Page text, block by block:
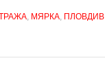
, МЯРКА, ПЛОВДИВ